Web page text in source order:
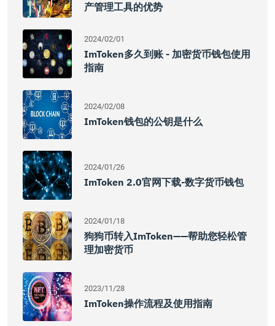
产管理工具的优势
2024/02/01
ImToken多久到账 - 加密货币钱包使用
指南
2024/02/08
ImToken钱包的公钥是什么
2024/01/26
ImToken 2.0官网下载-数字货币钱包
2024/01/18
狗狗币转入imToken——帮助您轻松管
理加密货币
2023/11/28
ImToken操作流程及使用指南